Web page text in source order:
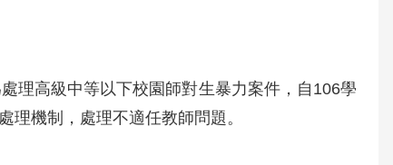
理高級中等以下校園師對生暴力案件，自106學
機制，處理不適任教師問題。